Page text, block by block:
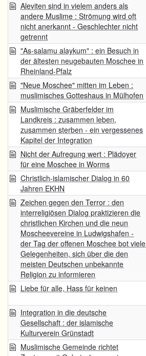
Aleviten sind in vielem anders als
andere Muslime : Strömung wird oft
nicht anerkannt - Geschlechter nicht
getrennt
"As-salamu alaykum" : ein Besuch in
der ältesten neugebauten Moschee in
Rheinland-Pfalz
"Neue Moschee" mitten im Leben :
muslimisches Gotteshaus in Mülhofen
Muslimische Gräberfelder im
Landkreis : zusammen leben,
zusammen sterben - ein vergessenes
Kapitel der Integration
Nicht der Aufregung wert : Plädoyer
für eine Moschee in Worms
Christlich-islamischer Dialog in 60
Jahren EKHN
Zeichen gegen den Terror : den
interreligiösen Dialog praktizieren die
christlichen Kirchen und die neun
Moscheevereine in Ludwigshafen -
der Tag der offenen Moschee bot viele
Gelegenheiten, sich über die den
meisten Deutschen unbekannte
Religion zu informieren
Liebe für alle, Hass für keinen
Integration in die deutsche
Gesellschaft : der islamische
Kulturverein Grünstadt
Muslimische Gemeinde richtet